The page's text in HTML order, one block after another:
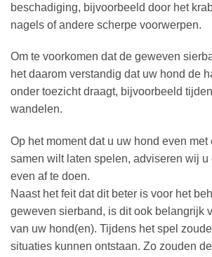
beschadiging, bijvoorbeeld door het
nagels of andere scherpe voorwerpen.
Om te voorkomen dat de geweven
het daarom verstandig dat uw hond de
onder toezicht draagt, bijvoorbeeld
wandelen.
Op het moment dat u uw hond even met
samen wilt laten spelen, adviseren wij u
even af te doen.
Naast het feit dat dit beter is voor het
geweven sierband, is dit ook belangrijk
van uw hond(en). Tijdens het spel
situaties kunnen ontstaan. Zo zouden